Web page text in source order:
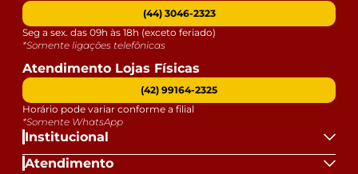
Institucional
Atendimento
(44) 3046-2323
Seg a sex. das 09h às 18h (exceto feriado)
*Somente ligações telefônicas
Atendimento Lojas Físicas
(42) 99164-2325
Horário pode variar conforme a filial
*Somente WhatsApp